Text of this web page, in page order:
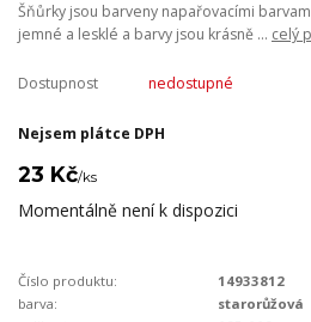
Šňůrky jsou barveny napařovacími
jemné a lesklé a barvy jsou krásně ... celý
Dostupnost nedostupné
Nejsem plátce DPH
23 Kč/ks
Momentálně není k dispozici
Číslo produktu:
14933812
barva:
starorůžová